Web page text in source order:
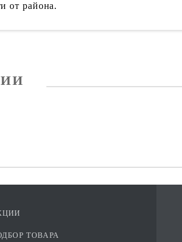
от района.
ТОВАРА